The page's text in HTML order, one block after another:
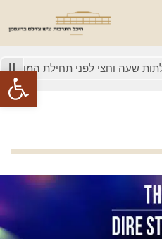
פתחשעה וחצי לפני תחילת המופע